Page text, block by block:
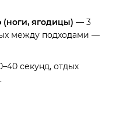
(ноги, ягодицы) — 3
между подходами —
секунд, отдых